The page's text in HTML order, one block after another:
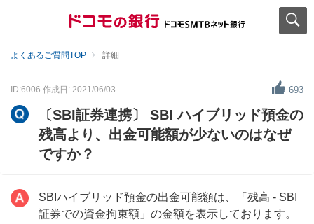
よくあるご質問TOP 詳細
ID:6006 作成日: 2021/06/03 693
〔SBI証券連携〕 SBI ハイブリッド預金の
残高より、出金可能額が少ないのはなぜ
ですか？
SBIハイブリッド預金の出金可能額は、「残高 - SBI
証券での資金拘束額」の金額を表示しております。